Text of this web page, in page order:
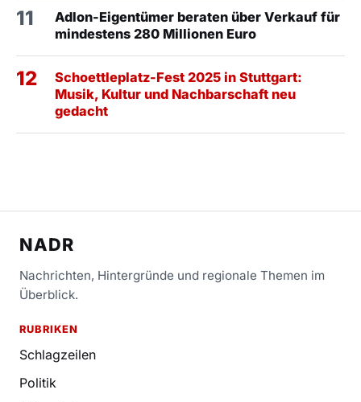
11
Adlon-Eigentümer beraten über Verkauf für
mindestens 280 Millionen Euro
12
Schoettleplatz-Fest 2025 in Stuttgart:
Musik, Kultur und Nachbarschaft neu
gedacht
NADR
Nachrichten, Hintergründe und regionale Themen im
Überblick.
RUBRIKEN
Schlagzeilen
Politik